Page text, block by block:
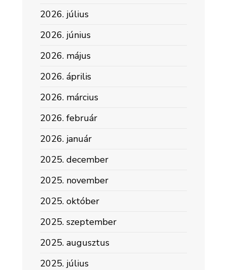
2026. július
2026. június
2026. május
2026. április
2026. március
2026. február
2026. január
2025. december
2025. november
2025. október
2025. szeptember
2025. augusztus
2025. július